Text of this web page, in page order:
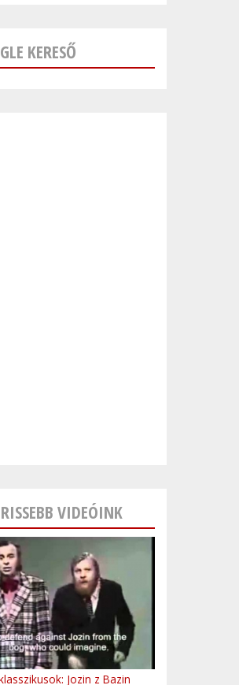
KERESŐ
VIDEÓINK
Jozin z Bazin
személyek, akik
világörökségi helyek
Anthem by Hungarian
be finished?